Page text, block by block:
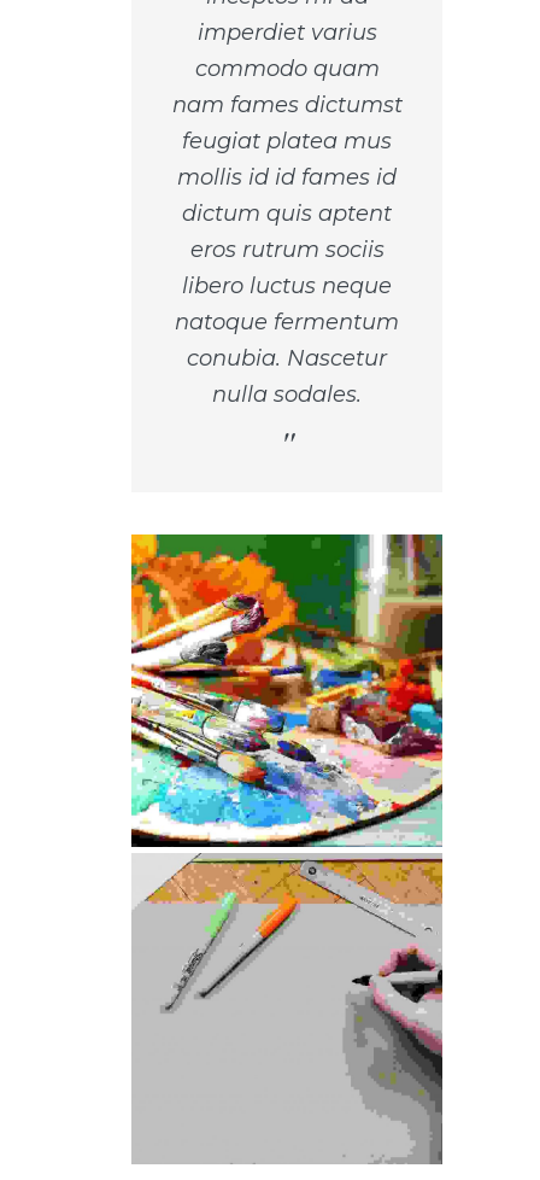
imperdiet varius
commodo quam
nam fames dictumst
feugiat platea mus
mollis id id fames id
dictum quis aptent
eros rutrum sociis
libero luctus neque
natoque fermentum
conubia. Nascetur
nulla sodales.